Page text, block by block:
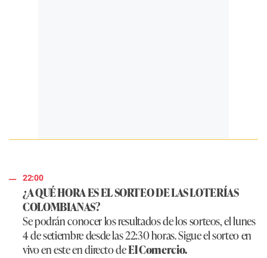
22:00
¿A QUÉ HORA ES EL SORTEO DE LAS LOTERÍAS
COLOMBIANAS?
Se podrán conocer los resultados de los sorteos, el lunes
4 de setiembre desde las 22:30 horas. Sigue el sorteo en
vivo en este en directo deEl Comercio.